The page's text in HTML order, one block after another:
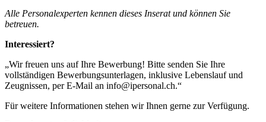
Alle Personalexperten kennen dieses Inserat und können Sie
betreuen.
Interessiert?
„Wir freuen uns auf Ihre Bewerbung! Bitte senden Sie Ihre
vollständigen Bewerbungsunterlagen, inklusive Lebenslauf und
Zeugnissen, per E-Mail an info@ipersonal.ch.“
Für weitere Informationen stehen wir Ihnen gerne zur Verfügung.